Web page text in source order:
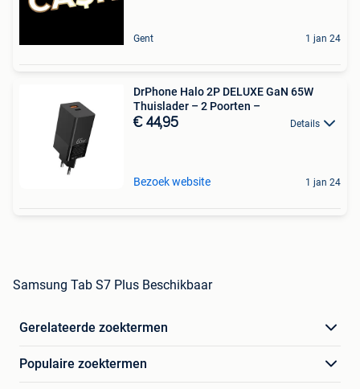
Gent 1 jan 24
DrPhone Halo 2P DELUXE GaN 65W
Thuislader – 2 Poorten –
€ 44,95 Details
Bezoek website 1 jan 24
Samsung Tab S7 Plus Beschikbaar
Gerelateerde zoektermen
Populaire zoektermen